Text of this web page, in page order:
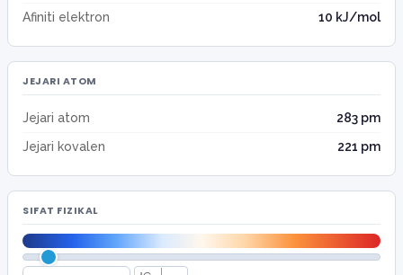
Afiniti elektron
10 kJ/mol
JEJARI ATOM
Jejari atom
283 pm
Jejari kovalen
221 pm
SIFAT FIZIKAL